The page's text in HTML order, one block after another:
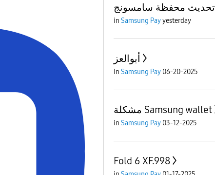
تحديث محفظة سامسونج
in Samsung Payyesterday
أبوالعز
in Samsung Pay 06-20-2025
مشكلة Samsung wallet
in Samsung Pay 03-12-2025
Fold 6 XF.998